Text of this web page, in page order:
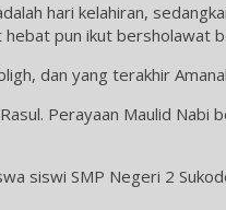
hari kelahiran,
pun ikut bersholawat
dan yang terakhir
Perayaan Maulid
siswi SMP Negeri 2